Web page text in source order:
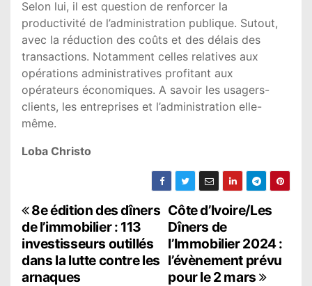
Selon lui, il est question de renforcer la
productivité de l’administration publique. Sutout,
avec la réduction des coûts et des délais des
transactions. Notamment celles relatives aux
opérations administratives profitant aux
opérateurs économiques. A savoir les usagers-
clients, les entreprises et l’administration elle-
même.
Loba Christo
N
a
v
Côte d’Ivoire/Les
Dîners de
l’Immobilier 2024 :
l’évènement prévu
pour le 2 mars
8e édition des dîners
de l’immobilier : 113
investisseurs outillés
dans la lutte contre les
arnaques